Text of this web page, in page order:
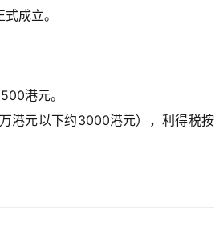
成立。
港元。
港元以下约3000港元），利得税按